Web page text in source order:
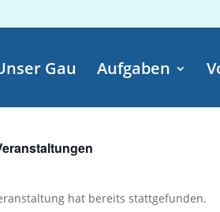
Gau Aufgaben
hat bereits stattgefunden.